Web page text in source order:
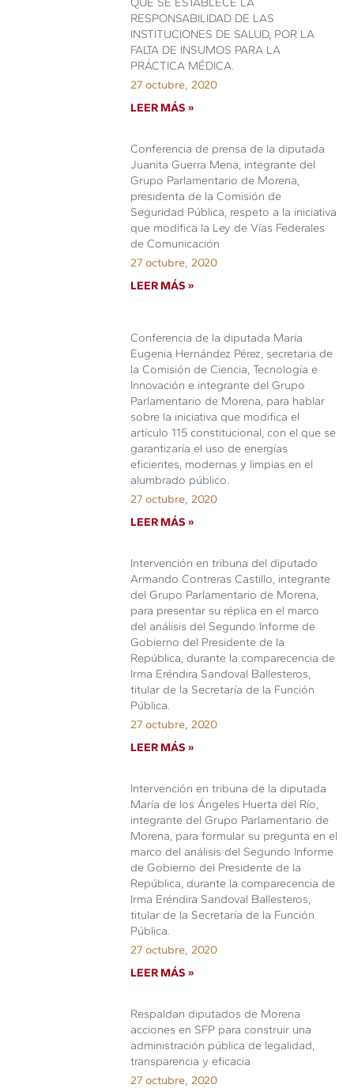
RESPONSABILIDAD DE LAS
INSTITUCIONES DE SALUD, POR LA
FALTA DE INSUMOS PARA LA
PRÁCTICA MÉDICA.
27 octubre, 2020
LEER MÁS »
Conferencia de prensa de la diputada
Juanita Guerra Mena, integrante del
Grupo Parlamentario de Morena,
presidenta de la Comisión de
Seguridad Pública, respeto a la iniciativa
que modifica la Ley de Vías Federales
de Comunicación
27 octubre, 2020
LEER MÁS »
Conferencia de la diputada María
Eugenia Hernández Pérez, secretaria de
la Comisión de Ciencia, Tecnología e
Innovación e integrante del Grupo
Parlamentario de Morena, para hablar
sobre la iniciativa que modifica el
artículo 115 constitucional, con el que se
garantizaría el uso de energías
eficientes, modernas y limpias en el
alumbrado público.
27 octubre, 2020
LEER MÁS »
Intervención en tribuna del diputado
Armando Contreras Castillo, integrante
del Grupo Parlamentario de Morena,
para presentar su réplica en el marco
del análisis del Segundo Informe de
Gobierno del Presidente de la
República, durante la comparecencia de
Irma Eréndira Sandoval Ballesteros,
titular de la Secretaría de la Función
Pública.
27 octubre, 2020
LEER MÁS »
Intervención en tribuna de la diputada
María de los Ángeles Huerta del Río,
integrante del Grupo Parlamentario de
Morena, para formular su pregunta en el
marco del análisis del Segundo Informe
de Gobierno del Presidente de la
República, durante la comparecencia de
Irma Eréndira Sandoval Ballesteros,
titular de la Secretaría de la Función
Pública.
27 octubre, 2020
LEER MÁS »
Respaldan diputados de Morena
acciones en SFP para construir una
administración pública de legalidad,
transparencia y eficacia
27 octubre, 2020